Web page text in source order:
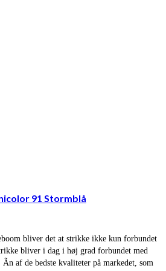
91 Stormblå
bliver det at strikke ikke kun forbundet
bliver i dag i høj grad forbundet med
af de bedste kvaliteter på markedet, som